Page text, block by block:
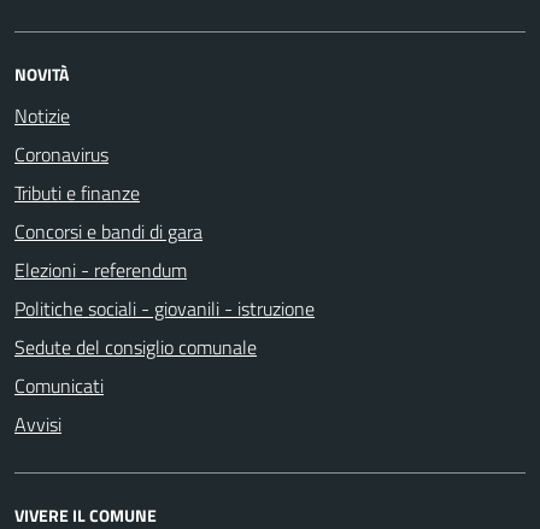
NOVITÀ
Notizie
Coronavirus
Tributi e finanze
Concorsi e bandi di gara
Elezioni - referendum
Politiche sociali - giovanili - istruzione
Sedute del consiglio comunale
Comunicati
Avvisi
VIVERE IL COMUNE